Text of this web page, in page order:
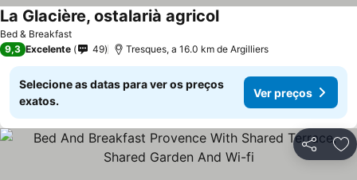
Bed & Breakfast
La Glacière, ostalarià agricol
9,3 Excelente 49 Tresques, a 16.0 km de Argilliers
Selecione as datas para ver os preços
exatos.
Ver preços
Partilhar